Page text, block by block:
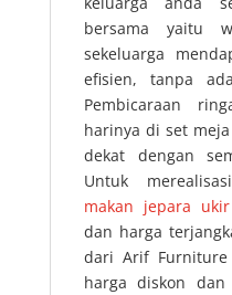
bersama yaitu
sekeluarga
efisien, tanpa
Pembicaraan
harinya di set
dekat dengan
Untuk
makan jepara
dan harga
dari Arif Furniture
harga diskon dan